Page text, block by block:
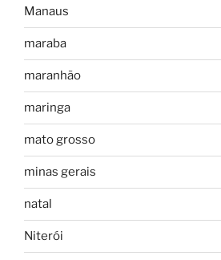
Manaus
maraba
maranhão
maringa
mato grosso
minas gerais
natal
Niterói